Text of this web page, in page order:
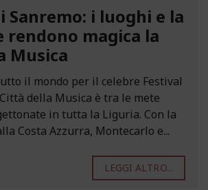
Sanremo: i luoghi e la
rendono magica la
Musica
il mondo per il celebre Festival
della Musica è tra le mete
in tutta la Liguria. Con la
Costa Azzurra, Montecarlo e...
LEGGI ALTRO...